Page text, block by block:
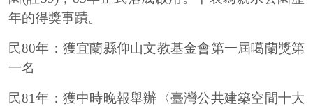
年的得獎事蹟。
民80年：獲宜蘭縣仰山文教基金會第一屆噶蘭獎第
一名
民81年：獲中時晚報舉辦〈臺灣公共建築空間十大